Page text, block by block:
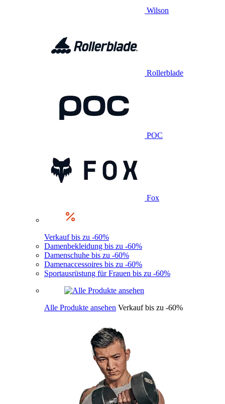
Wilson
Rollerblade
POC
Fox
Verkauf bis zu -60%
Damenbekleidung bis zu -60%
Damenschuhe bis zu -60%
Damenaccessoires bis zu -60%
Sportausrüstung für Frauen bis zu -60%
Alle Produkte ansehen Verkauf bis zu -60%